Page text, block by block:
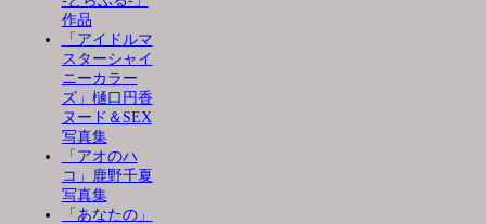
作品
「アイドルマ
スターシャイ
ニーカラー
ズ」樋口円香
ヌード＆SEX
写真集
「アオのハ
コ」鹿野千夏
写真集
「あなたの」